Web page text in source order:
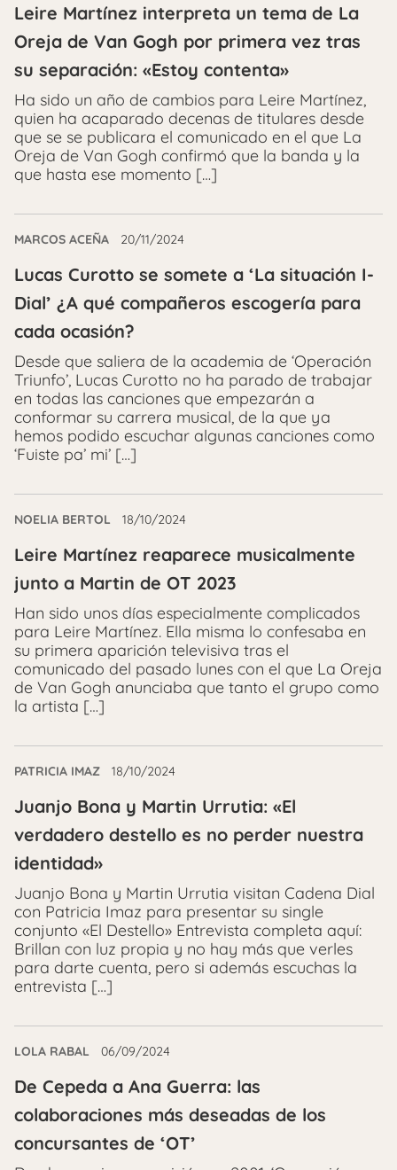
Leire Martínez interpreta un tema de La
Oreja de Van Gogh por primera vez tras
su separación: «Estoy contenta»
Ha sido un año de cambios para Leire Martínez,
quien ha acaparado decenas de titulares desde
que se se publicara el comunicado en el que La
Oreja de Van Gogh confirmó que la banda y la
que hasta ese momento […]
MARCOS ACEÑA 20/11/2024
Lucas Curotto se somete a ‘La situación I-
Dial’ ¿A qué compañeros escogería para
cada ocasión?
Desde que saliera de la academia de ‘Operación
Triunfo’, Lucas Curotto no ha parado de trabajar
en todas las canciones que empezarán a
conformar su carrera musical, de la que ya
hemos podido escuchar algunas canciones como
‘Fuiste pa’ mi’ […]
NOELIA BERTOL 18/10/2024
Leire Martínez reaparece musicalmente
junto a Martin de OT 2023
Han sido unos días especialmente complicados
para Leire Martínez. Ella misma lo confesaba en
su primera aparición televisiva tras el
comunicado del pasado lunes con el que La Oreja
de Van Gogh anunciaba que tanto el grupo como
la artista […]
PATRICIA IMAZ 18/10/2024
Juanjo Bona y Martin Urrutia: «El
verdadero destello es no perder nuestra
identidad»
Juanjo Bona y Martin Urrutia visitan Cadena Dial
con Patricia Imaz para presentar su single
conjunto «El Destello» Entrevista completa aquí:
Brillan con luz propia y no hay más que verles
para darte cuenta, pero si además escuchas la
entrevista […]
LOLA RABAL 06/09/2024
De Cepeda a Ana Guerra: las
colaboraciones más deseadas de los
concursantes de ‘OT’